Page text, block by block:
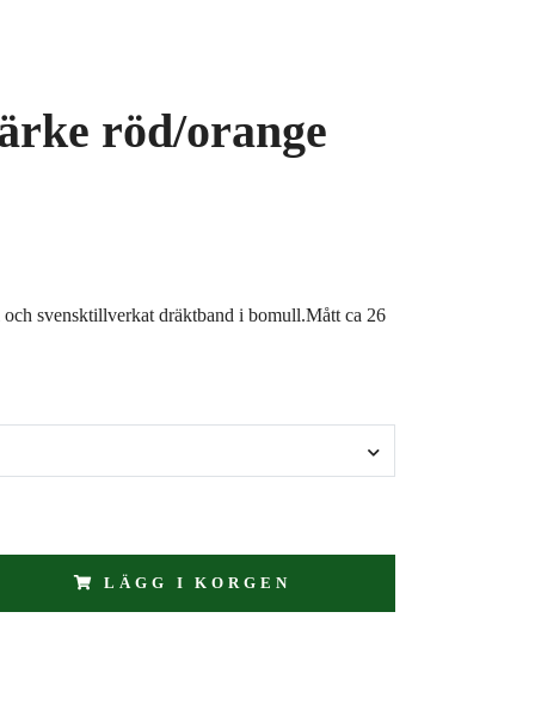
röd/orange
svensktillverkat dräktband i bomull.Mått ca 26
LÄGG I KORGEN